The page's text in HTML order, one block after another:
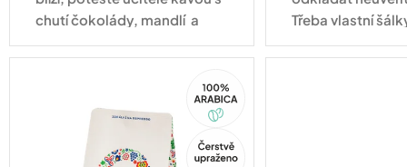
chutí čokolády, mandlí a
sušeného ovoce.
Třeba vlastní
tady! Některé
trochu víc
Tip
Arabica